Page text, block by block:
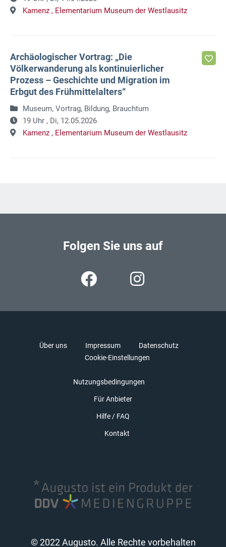
Kamenz , Elementarium Museum der Westlausitz
Archäologischer Vortrag: „Die
Völkerwanderung als kontinuierlicher
Prozess – Geschichte und Migration im
Erbgut des Frühmittelalters“
Museum, Vortrag, Bildung, Brauchtum
19 Uhr , Di, 12.05.2026
Kamenz , Elementarium Museum der Westlausitz
Folgen Sie uns auf
Über uns Impressum
Datenschutz
Cookie-Einstellungen
Nutzungsbedingungen
Für Anbieter
Hilfe / FAQ
Kontakt
© 2022 Augusto. Alle Rechte vorbehalten